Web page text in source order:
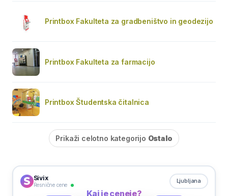
Printbox Fakulteta za gradbeništvo in geodezijo
Printbox Fakulteta za farmacijo
Printbox Študentska čitalnica
Prikaži celotno kategorijo Ostalo
Sivix
Resnične cene
Ljubljana
Kaj je ceneje?